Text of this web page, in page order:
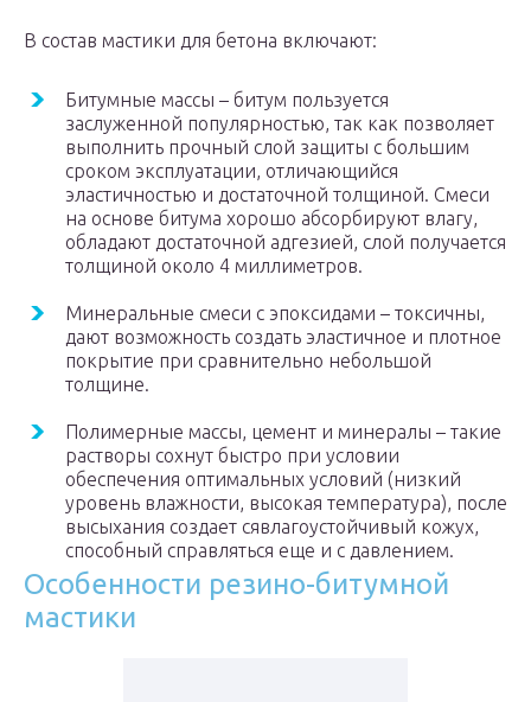
В состав мастики для бетона включают:
Битумные массы – битум пользуется
заслуженной популярностью, так как позволяет
выполнить прочный слой защиты с большим
сроком эксплуатации, отличающийся
эластичностью и достаточной толщиной. Смеси
на основе битума хорошо абсорбируют влагу,
обладают достаточной адгезией, слой получается
толщиной около 4 миллиметров.
Минеральные смеси с эпоксидами – токсичны,
дают возможность создать эластичное и плотное
покрытие при сравнительно небольшой
толщине.
Полимерные массы, цемент и минералы – такие
растворы сохнут быстро при условии
обеспечения оптимальных условий (низкий
уровень влажности, высокая температура), после
высыхания создает сявлагоустойчивый кожух,
способный справляться еще и с давлением.
Особенности резино-битумной
мастики